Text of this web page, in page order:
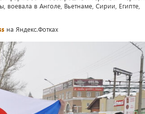
воевала в Анголе, Вьетнаме, Сирии, Египте,
на Яндекс.Фотках